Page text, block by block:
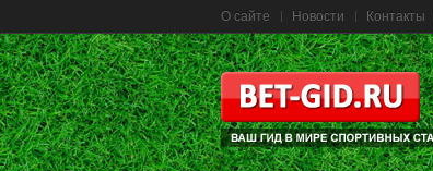
О сайте Новости Контакты